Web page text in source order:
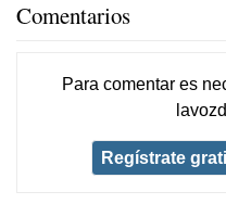
Comentarios
Para comentar es
Regístrate